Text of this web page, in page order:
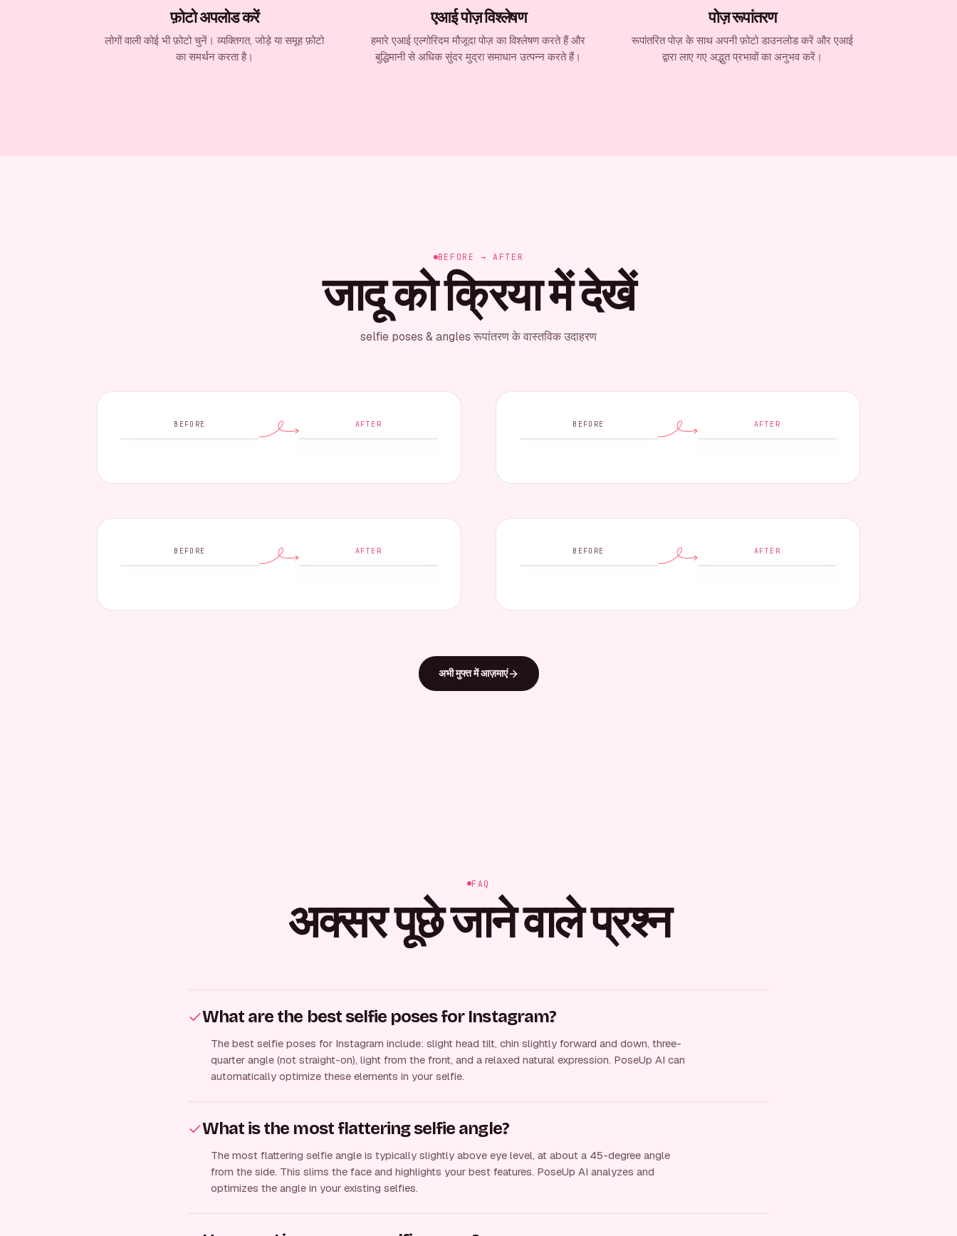
फ़ोटो अपलोड करें
लोगों वाली कोई भी फ़ोटो चुनें। व्यक्तिगत, जोड़े या समूह फ़ोटो
का समर्थन करता है।
एआई पोज़ विश्लेषण
हमारे एआई एल्गोरिदम मौजूदा पोज़ का विश्लेषण करते हैं और
बुद्धिमानी से अधिक सुंदर मुद्रा समाधान उत्पन्न करते हैं।
पोज़ रूपांतरण
रूपांतरित पोज़ के साथ अपनी फ़ोटो डाउनलोड करें और एआई
द्वारा लाए गए अद्भुत प्रभावों का अनुभव करें।
BEFORE → AFTER
जादू को क्रिया में देखें
selfie poses & angles रूपांतरण के वास्तविक उदाहरण
BEFORE AFTER BEFORE AFTER
BEFORE AFTER BEFORE AFTER
अभी मुफ्त में आज़माएं
FAQ
अक्सर पूछे जाने वाले प्रश्न
What are the best selfie poses for Instagram?
The best selfie poses for Instagram include: slight head tilt, chin slightly forward and down, three-
quarter angle (not straight-on), light from the front, and a relaxed natural expression. PoseUp AI can
automatically optimize these elements in your selfie.
What is the most flattering selfie angle?
The most flattering selfie angle is typically slightly above eye level, at about a 45-degree angle
from the side. This slims the face and highlights your best features. PoseUp AI analyzes and
optimizes the angle in your existing selfies.